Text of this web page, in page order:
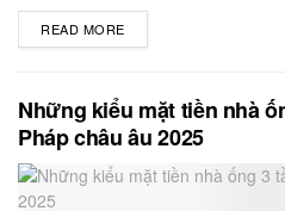
READ MORE
Những kiểu mặt tiền nhà
Pháp châu âu 2025